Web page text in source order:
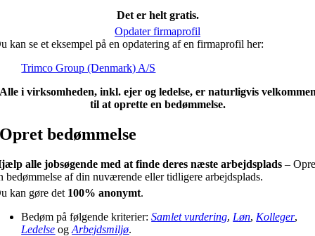
Det er helt gratis.
Opdater firmaprofil
kan se et eksempel på en opdatering af en firmaprofil her:
Trimco Group (Denmark) A/S
i virksomheden, inkl. ejer og ledelse, er naturligvis
til at oprette en bedømmelse.
Opret bedømmelse
alle jobsøgende med at finde deres næste arbejdsplads –
bedømmelse af din nuværende eller tidligere arbejdsplads.
kan gøre det 100% anonymt.
Bedøm på følgende kriterier:Samlet vurdering, Løn, Kolleger,
Ledelse ogArbejdsmiljø.